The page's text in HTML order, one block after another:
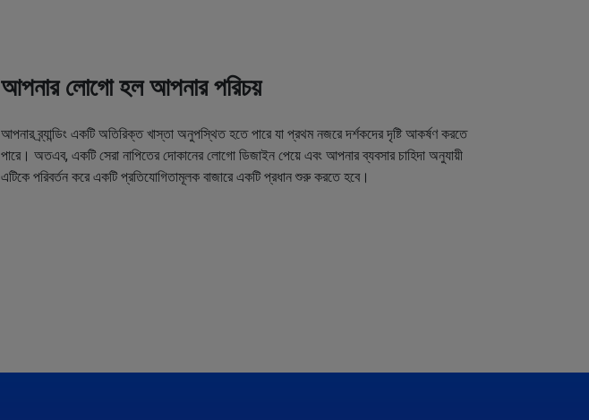
আপনার লোগো হল আপনার পরিচয়
আপনার ব্র্যান্ডিং একটি অতিরিক্ত খাস্তা অনুপস্থিত হতে পারে যা প্রথম নজরে দর্শকদের দৃষ্টি আকর্ষণ করতে
পারে। অতএব, একটি সেরা নাপিতের দোকানের লোগো ডিজাইন পেয়ে এবং আপনার ব্যবসার চাহিদা অনুযায়ী
এটিকে পরিবর্তন করে একটি প্রতিযোগিতামূলক বাজারে একটি প্রধান শুরু করতে হবে।